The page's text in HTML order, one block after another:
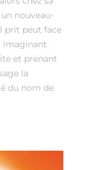
nouveau-
prit peut face
imaginant
et prenant
la
du nom de